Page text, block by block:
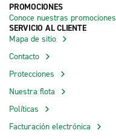
PROMOCIONES
Conoce nuestras promociones
SERVICIO AL CLIENTE
Mapa de sitio
Contacto
Protecciones
Nuestra flota
Políticas
Facturación electrónica